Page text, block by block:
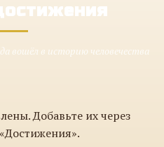
вошёл в историю человечества
Добавьте их через